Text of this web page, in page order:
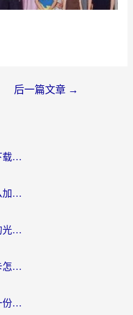
后一篇文章 →
海外崩坏：星穹铁道加速器下载安装：一份给游子的终极网络指南
境外玩航海王热血航线用什么加速器？2026海外玩家实测最优方案（附欧洲问道堡垒前线加速技巧）
在异国他乡，寻找连接故土的光明大陆免费加速器
在海外玩坦克世界闪击战很卡怎么办？老玩家亲测有效的加速器选择指南
欧洲怎么玩新诛仙不卡顿？一份给海外游子的国服游戏畅玩指南